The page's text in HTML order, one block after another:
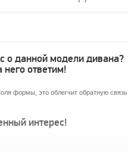
о данной модели дивана?
него ответим!
формы, это облегчит обратную связь
интерес!